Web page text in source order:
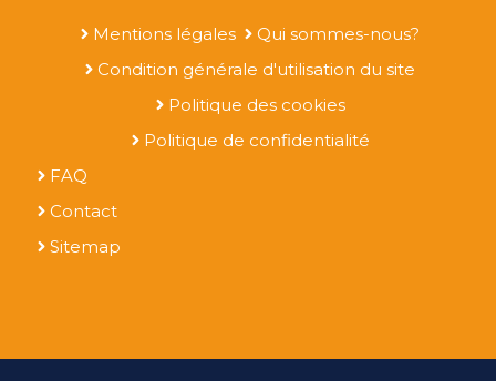
Mentions légales
Qui sommes-nous?
Condition générale d'utilisation du site
Politique des cookies
Politique de confidentialité
FAQ
Contact
Sitemap